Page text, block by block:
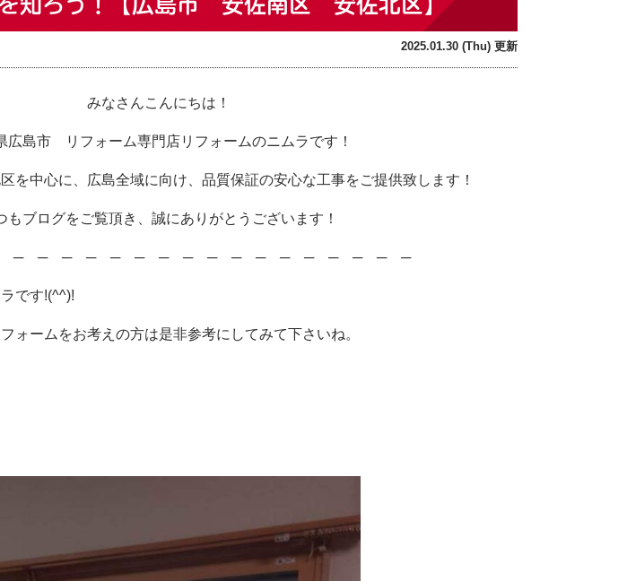
2025.01.30 (Thu) 更新
みなさんこんにちは！
広島市 リフォーム専門店リフォームのニムラです！
を中心に、広島全域に向け、品質保証の安心な工事をご提供致します！
もブログをご覧頂き、誠にありがとうございます！
─ ─ ─ ─ ─ ─ ─ ─ ─ ─ ─ ─ ─ ─ ─ ─ ─
です!(^^)!
ォームをお考えの方は是非参考にしてみて下さいね。